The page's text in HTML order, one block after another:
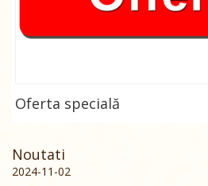
Oferta specială
Noutati
2024-11-02